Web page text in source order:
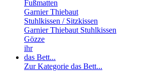
Fußmatten
Garnier Thiebaut
Stuhlkissen / Sitzkissen
Garnier Thiebaut Stuhlkissen
Gözze
ihr
das Bett...
Zur Kategorie das Bett...